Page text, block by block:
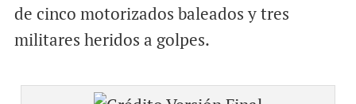
de cinco motorizados baleados y tres
militares heridos a golpes.